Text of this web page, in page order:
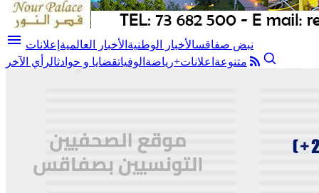
menu نبض صفاقسالأخبار الوطنية الأخبار العالمية إعلانات
متنوعة اعلانات+رياضة الوفياتقضايا و حوادثالرأي الآخر